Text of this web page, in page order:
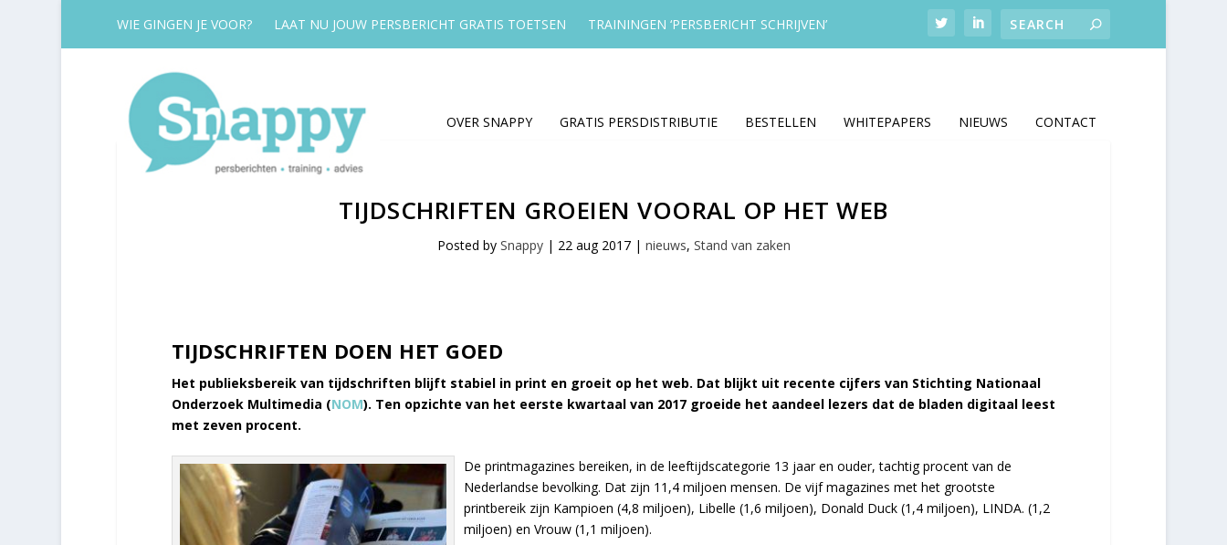
WIE GINGEN JE VOOR? LAAT NU JOUW PERSBERICHT GRATIS TOETSEN TRAININGEN ‘PERSBERICHT SCHRIJVEN’
OVER SNAPPY GRATIS PERSDISTRIBUTIE BESTELLEN WHITEPAPERS NIEUWS CONTACT
TIJDSCHRIFTEN GROEIEN VOORAL OP HET WEB
Posted by Snappy| 22 aug 2017| nieuws, Stand van zaken
TIJDSCHRIFTEN DOEN HET GOED
Het publieksbereik van tijdschriften blijft stabiel in print en groeit op het web. Dat blijkt uit recente cijfers van Stichting Nationaal
Onderzoek Multimedia (NOM). Ten opzichte van het eerste kwartaal van 2017 groeide het aandeel lezers dat de bladen digitaal leest
met zeven procent.
De printmagazines bereiken, in de leeftijdscategorie 13 jaar en ouder, tachtig procent van de
Nederlandse bevolking. Dat zijn 11,4 miljoen mensen. De vijf magazines met het grootste
printbereik zijn Kampioen (4,8 miljoen), Libelle (1,6 miljoen), Donald Duck (1,4 miljoen), LINDA. (1,2
miljoen) en Vrouw (1,1 miljoen).